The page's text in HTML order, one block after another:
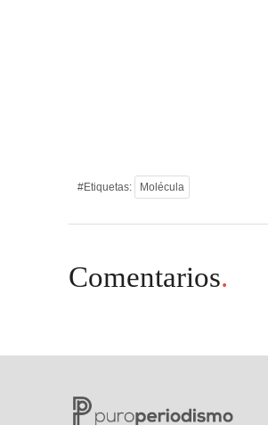
#Etiquetas: Molécula
Comentarios.